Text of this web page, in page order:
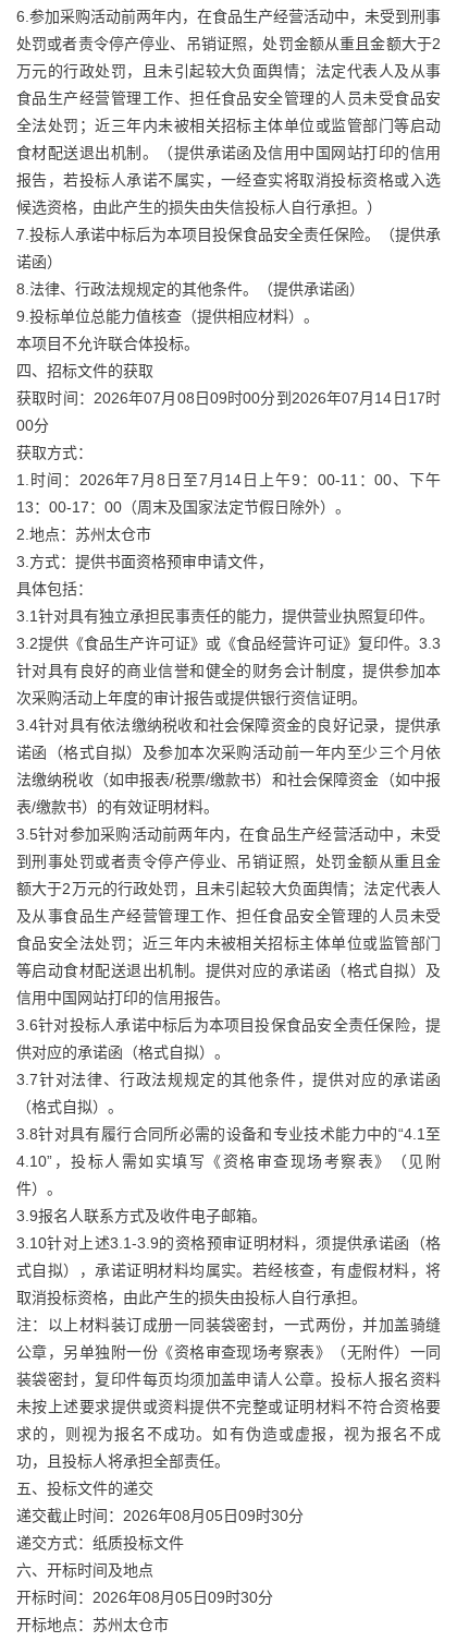
6.参加采购活动前两年内，在食品生产经营活动中，未受到刑事
处罚或者责令停产停业、吊销证照，处罚金额从重且金额大于2
万元的行政处罚，且未引起较大负面舆情；法定代表人及从事
食品生产经营管理工作、担任食品安全管理的人员未受食品安
全法处罚；近三年内未被相关招标主体单位或监管部门等启动
食材配送退出机制。（提供承诺函及信用中国网站打印的信用
报告，若投标人承诺不属实，一经查实将取消投标资格或入选
候选资格，由此产生的损失由失信投标人自行承担。）
7.投标人承诺中标后为本项目投保食品安全责任保险。（提供承
诺函）
8.法律、行政法规规定的其他条件。（提供承诺函）
9.投标单位总能力值核查（提供相应材料）。
本项目不允许联合体投标。
四、招标文件的获取
获取时间：2026年07月08日09时00分到2026年07月14日17时
00分
获取方式：
1.时间：2026年7月8日至7月14日上午9：00-11：00、下午
13：00-17：00（周末及国家法定节假日除外）。
2.地点：苏州太仓市
3.方式：提供书面资格预审申请文件，
具体包括：
3.1针对具有独立承担民事责任的能力，提供营业执照复印件。
3.2提供《食品生产许可证》或《食品经营许可证》复印件。3.3
针对具有良好的商业信誉和健全的财务会计制度，提供参加本
次采购活动上年度的审计报告或提供银行资信证明。
3.4针对具有依法缴纳税收和社会保障资金的良好记录，提供承
诺函（格式自拟）及参加本次采购活动前一年内至少三个月依
法缴纳税收（如申报表/税票/缴款书）和社会保障资金（如中报
表/缴款书）的有效证明材料。
3.5针对参加采购活动前两年内，在食品生产经营活动中，未受
到刑事处罚或者责令停产停业、吊销证照，处罚金额从重且金
额大于2万元的行政处罚，且未引起较大负面舆情；法定代表人
及从事食品生产经营管理工作、担任食品安全管理的人员未受
食品安全法处罚；近三年内未被相关招标主体单位或监管部门
等启动食材配送退出机制。提供对应的承诺函（格式自拟）及
信用中国网站打印的信用报告。
3.6针对投标人承诺中标后为本项目投保食品安全责任保险，提
供对应的承诺函（格式自拟）。
3.7针对法律、行政法规规定的其他条件，提供对应的承诺函
（格式自拟）。
3.8针对具有履行合同所必需的设备和专业技术能力中的“4.1至
4.10”，投标人需如实填写《资格审查现场考察表》（见附
件）。
3.9报名人联系方式及收件电子邮箱。
3.10针对上述3.1-3.9的资格预审证明材料，须提供承诺函（格
式自拟），承诺证明材料均属实。若经核查，有虚假材料，将
取消投标资格，由此产生的损失由投标人自行承担。
注：以上材料装订成册一同装袋密封，一式两份，并加盖骑缝
公章，另单独附一份《资格审查现场考察表》（无附件）一同
装袋密封，复印件每页均须加盖申请人公章。投标人报名资料
未按上述要求提供或资料提供不完整或证明材料不符合资格要
求的，则视为报名不成功。如有伪造或虚报，视为报名不成
功，且投标人将承担全部责任。
五、投标文件的递交
递交截止时间：2026年08月05日09时30分
递交方式：纸质投标文件
六、开标时间及地点
开标时间：2026年08月05日09时30分
开标地点：苏州太仓市